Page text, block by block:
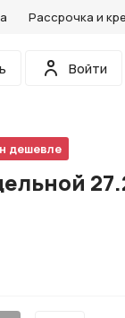
Рассрочка и
Войти
дешевле